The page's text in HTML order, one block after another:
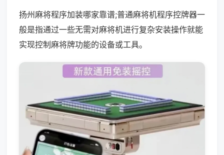
扬州麻将程序加装哪家靠谱;普通麻将机程序控牌器一
般是指通过一些无需对麻将机进行复杂安装操作就能
实现控制麻将牌功能的设备或工具。